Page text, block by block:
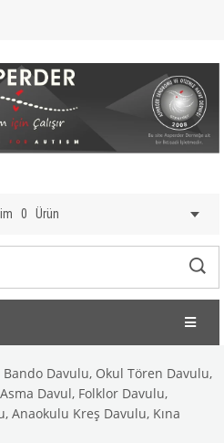
0 Ürün
Bando Davulu, Okul Tören Davulu,
Davul, Folklor Davulu,
Anaokulu Kreş Davulu, Kına